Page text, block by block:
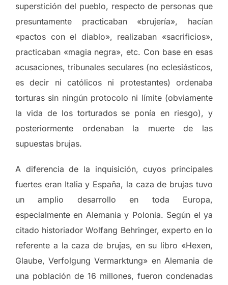
superstición del pueblo, respecto de personas que
presuntamente practicaban «brujería», hacían
«pactos con el diablo», realizaban «sacrificios»,
practicaban «magia negra», etc. Con base en esas
acusaciones, tribunales seculares (no eclesiásticos,
es decir ni católicos ni protestantes) ordenaba
torturas sin ningún protocolo ni límite (obviamente
la vida de los torturados se ponía en riesgo), y
posteriormente ordenaban la muerte de las
supuestas brujas.
A diferencia de la inquisición, cuyos principales
fuertes eran Italia y España, la caza de brujas tuvo
un amplio desarrollo en toda Europa,
especialmente en Alemania y Polonia. Según el ya
citado historiador Wolfang Behringer, experto en lo
referente a la caza de brujas, en su libro «Hexen,
Glaube, Verfolgung Vermarktung» en Alemania de
una población de 16 millones, fueron condenadas